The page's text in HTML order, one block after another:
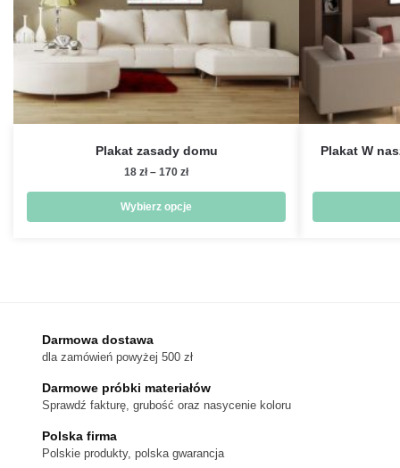
Plakat zasady domu
18 zł – 170 złZakres
od
18 zł
Wybierz opcje
można
wybrać
na
produktu
Plakat W
Darmowa dostawa
dla zamówień powyżej 500 zł
Darmowe próbki materiałów
Sprawdź fakturę, grubość oraz nasycenie koloru
Polska firma
Polskie produkty, polska gwarancja